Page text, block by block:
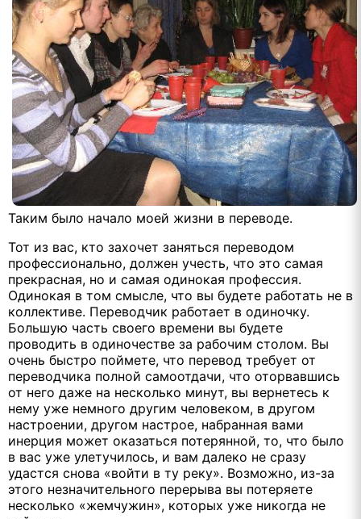
Таким было начало моей жизни в переводе.
Тот из вас, кто захочет заняться переводом
профессионально, должен учесть, что это самая
прекрасная, но и самая одинокая профессия.
Одинокая в том смысле, что вы будете работать не в
коллективе. Переводчик работает в одиночку.
Большую часть своего времени вы будете
проводить в одиночестве за рабочим столом. Вы
очень быстро поймете, что перевод требует от
переводчика полной самоотдачи, что оторвавшись
от него даже на несколько минут, вы вернетесь к
нему уже немного другим человеком, в другом
настроении, другом настрое, набранная вами
инерция может оказаться потерянной, то, что было
в вас уже улетучилось, и вам далеко не сразу
удастся снова «войти в ту реку». Возможно, из-за
этого незначительного перерыва вы потеряете
несколько «жемчужин», которых уже никогда не